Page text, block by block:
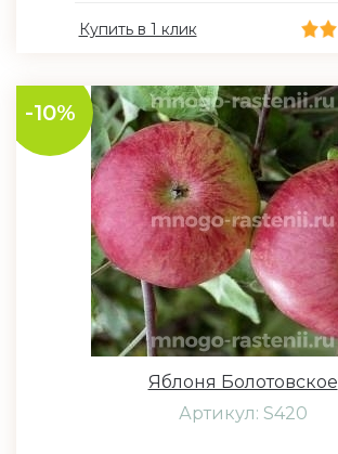
Купить в 1 клик
-10%
Яблоня Болотовское
Артикул: S420